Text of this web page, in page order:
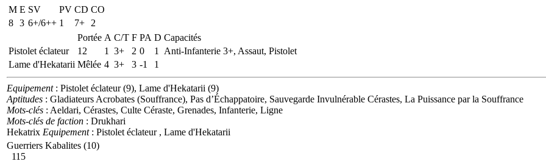
M E SV PV CD CO
8 3 6+/6++ 1 7+
2
Portée A C/T F PA D Capacités
Pistolet éclateur
12 1 3+ 2 0 1
Anti-Infanterie 3+, Assaut, Pistolet
Lame d'Hekatarii Mêlée 4 3+ 3 -1 1
Equipement: Pistolet éclateur (9), Lame d'Hekatarii (9)
Aptitudes : Gladiateurs Acrobates (Souffrance), Pas d’Échappatoire, Sauvegarde Invulnérable Cérastes, La Puissance par la Souffrance
Mots-clés : Aeldari, Cérastes, Culte Céraste, Grenades, Infanterie, Ligne
Mots-clés de faction : Drukhari
Hekatrix Equipement: Pistolet éclateur , Lame d'Hekatarii
Guerriers Kabalites (10)
115